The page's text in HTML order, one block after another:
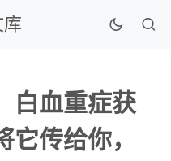
库
白血重症获
传给你，